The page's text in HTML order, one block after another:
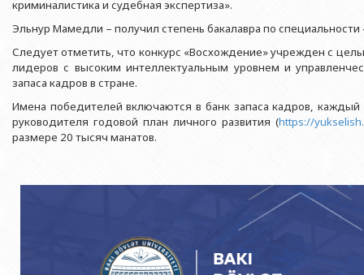
Выпускники БГУ
Почетные доктора
Образование в БГУ
Перечень специальностей
Знаменательные даты в истории БГУ
Отдел протокола
Служба психологической помощи
Культурно-творческий центр
Университетская газета
Исторический
Факультет
Юридический
Факультет
Факультет
Факультет Теология
Юридическое
Азербайджанской
Юридическое
Юридическое
криминалистика и судебная экспертиза».
Эльнур Мамедли – получил степень бакалавра по
Следует отметить, что конкурс «Восхождение» учрежден с
лидеров с высоким интеллектуальным уровнем и
запаса кадров в стране.
Имена победителей включаются в банк запаса кадров,
руководителя годовой план личного развития (https://
размере 20 тысяч манатов.